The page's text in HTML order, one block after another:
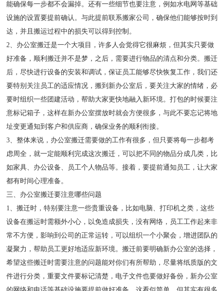
能确保每一步都不会漏掉。还有一些细节也要注意，例如水电网等基础
设施的设置要提前确认。与此提前联系搬家公司，确保他们能够按时到
达，并且搬运过程中的损失可以得到控制。
2、办公室搬迁是一个大项目，许多人会觉得它很麻烦，但其实只要做
好准备，顺利搬迁并不是梦，之后，需要进行物品的清点和分类。搬迁
后，尽快进行设备的安装和调试，保证员工能够尽快恢复工作，我们还
要特别关注员工的适应情况，搬到新办公室后，要关注大家的情绪，必
要时组织一些团建活动，帮助大家更快地融入新环境。打包的时候要注
意标记箱子，这样在新办公室摆放时就会方便很多，与此不要忘记将地
址变更通知到客户和供应商，确保业务的顺利衔接。
3、整体来说，办公室搬迁需要做的工作有很多，但只要将每一步都考
虑周全，就一定能顺利完成这次搬迁，可以把不同的物品分成几类，比
如家具、办公设备、员工个人物品等。接着，要提前通知员工，让大家
都有时间心理准备。
三、办公室搬迁要注意哪些问题
1、搬迁时，特别要注意一些贵重设备，比如电脑、打印机之类，这些
设备在搬运时需额外小心，以免造成损失，没有网络，员工工作起来非
常不方便，影响到公司的正常运转，可以组织一个小聚会，增进团队的
凝聚力，帮助员工更好地适应新环境。搬迁前要明确新办公室的选择，
希望这些搬迁时需要注意的问题能对你们有所帮助，尽量将纸质版的文
件进行分类，重要文件要标记清楚，电子文件也要做好备份，新办公室